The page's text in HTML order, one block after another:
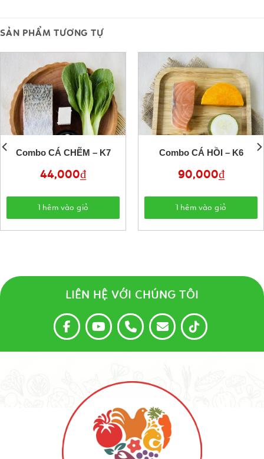
SẢN PHẨM TƯƠNG TỰ
Combo CÁ CHẼM – K7
44,000₫
Thêm vào giỏ
Combo CÁ HỒI – K6
90,000₫
Thêm vào giỏ
LIÊN HỆ VỚI CHÚNG TÔI